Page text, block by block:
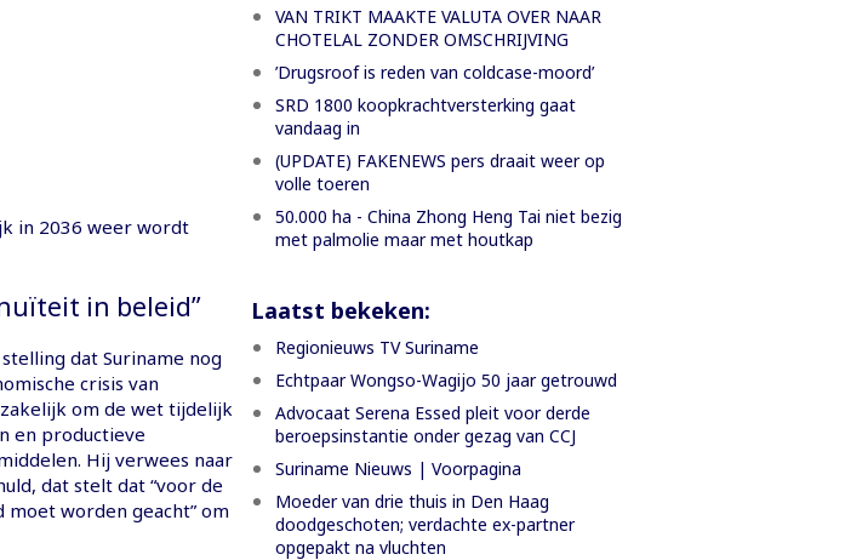
in 2036 weer wordt
in beleid”
dat Suriname nog
crisis van
om de wet tijdelijk
en productieve
Hij verwees naar
dat stelt dat “voor de
worden geacht” om
VAN TRIKT MAAKTE VALUTA OVER NAAR
CHOTELAL ZONDER OMSCHRIJVING
’Drugsroof is reden van coldcase-moord’
SRD 1800 koopkrachtversterking gaat
vandaag in
(UPDATE) FAKENEWS pers draait weer op
volle toeren
50.000 ha - China Zhong Heng Tai niet bezig
met palmolie maar met houtkap
Laatst bekeken:
Regionieuws TV Suriname
Echtpaar Wongso-Wagijo 50 jaar getrouwd
Advocaat Serena Essed pleit voor derde
beroepsinstantie onder gezag van CCJ
Suriname Nieuws | Voorpagina
Moeder van drie thuis in Den Haag
doodgeschoten; verdachte ex-partner
opgepakt na vluchten